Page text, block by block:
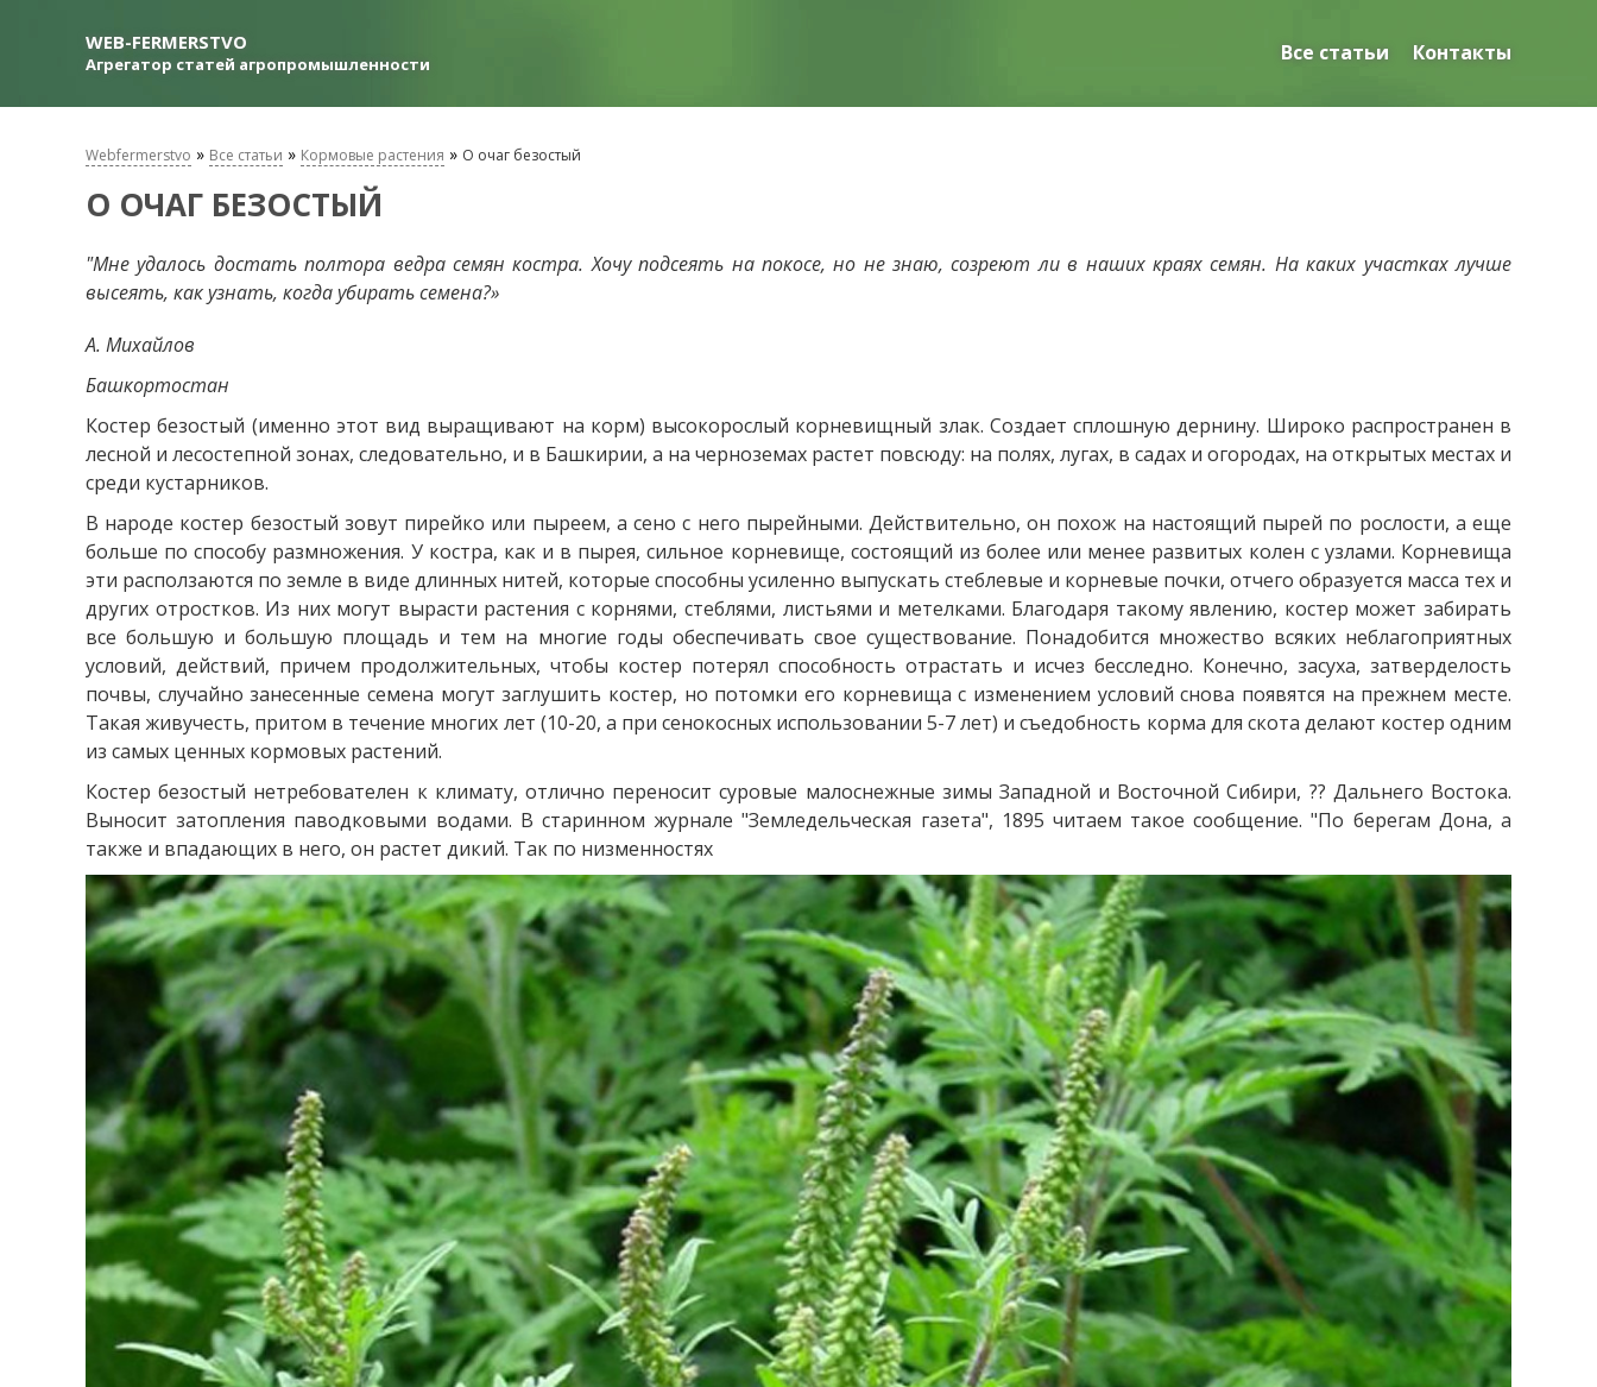
WEB-FERMERSTVO
Агрегатор статей агропромышленности Все статьи Контакты
Webfermerstvo » Все статьи » Кормовые растения » О очаг безостый
О ОЧАГ БЕЗОСТЫЙ
"Мне удалось достать полтора ведра семян костра. Хочу подсеять на покосе, но не знаю, созреют ли в наших краях семян. На каких участках лучше
высеять, как узнать, когда убирать семена?»
А. Михайлов
Башкортостан
Костер безостый (именно этот вид выращивают на корм) высокорослый корневищный злак. Создает сплошную дернину. Широко распространен в
лесной и лесостепной зонах, следовательно, и в Башкирии, а на черноземах растет повсюду: на полях, лугах, в садах и огородах, на открытых местах и
​​среди кустарников.
В народе костер безостый зовут пирейко или пыреем, а сено с него пырейными. Действительно, он похож на настоящий пырей по рослости, а еще
больше по способу размножения. У костра, как и в пырея, сильное корневище, состоящий из более или менее развитых колен с узлами. Корневища
эти расползаются по земле в виде длинных нитей, которые способны усиленно выпускать стеблевые и корневые почки, отчего образуется масса тех и
других отростков. Из них могут вырасти растения с корнями, стеблями, листьями и метелками. Благодаря такому явлению, костер может забирать
все большую и большую площадь и тем на многие годы обеспечивать свое существование. Понадобится множество всяких неблагоприятных
условий, действий, причем продолжительных, чтобы костер потерял способность отрастать и исчез бесследно. Конечно, засуха, затверделость
почвы, случайно занесенные семена могут заглушить костер, но потомки его корневища с изменением условий снова появятся на прежнем месте.
Такая живучесть, притом в течение многих лет (10-20, а при сенокосных использовании 5-7 лет) и съедобность корма для скота делают костер одним
из самых ценных кормовых растений.
Костер безостый нетребователен к климату, отлично переносит суровые малоснежные зимы Западной и Восточной Сибири, ?? Дальнего Востока.
Выносит затопления паводковыми водами. В старинном журнале "Земледельческая газета", 1895 читаем такое сообщение. "По берегам Дона, а
также и впадающих в него, он растет дикий. Так по низменностях